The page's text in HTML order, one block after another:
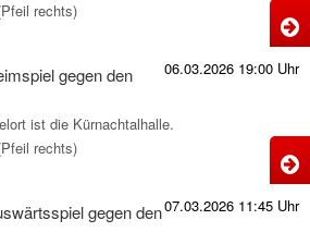
II
rechts)
06.03.2026 19:00 Uhr
gegen den
ist die Kürnachtalhalle.
rechts)
07.03.2026 11:45 Uhr
gegen den